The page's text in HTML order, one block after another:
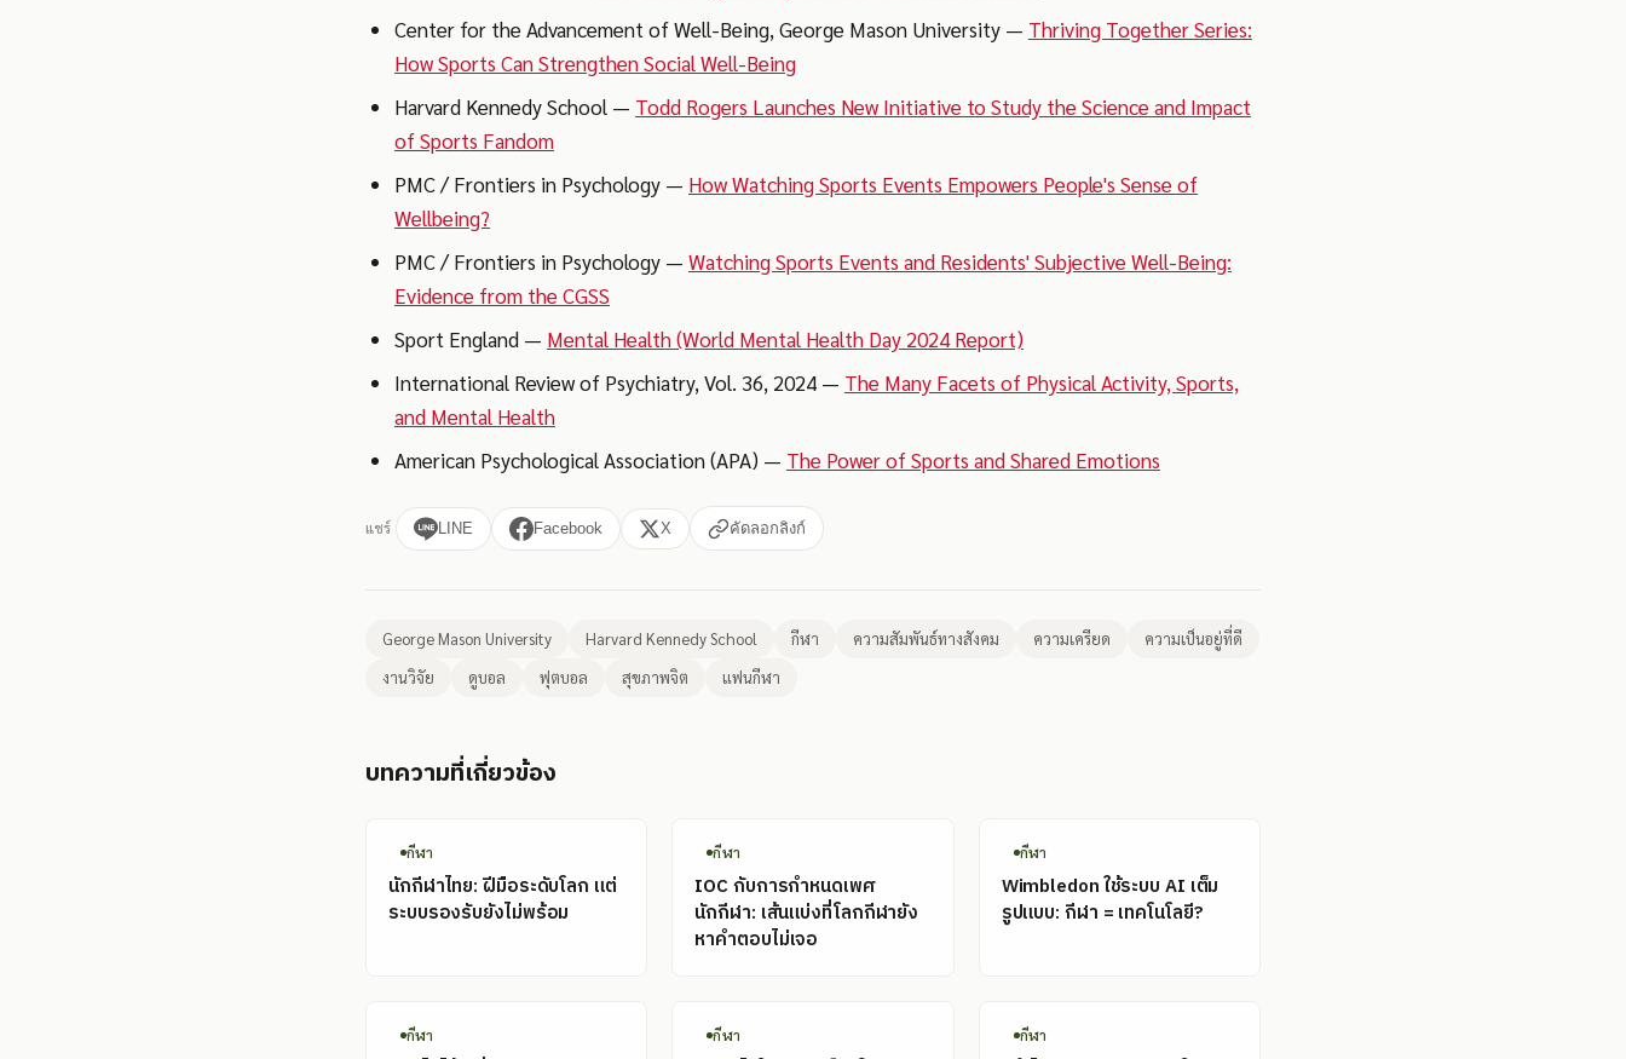
Center for the Advancement of Well-Being, George Mason University — Thriving Together Series:
How Sports Can Strengthen Social Well-Being
Harvard Kennedy School — Todd Rogers Launches New Initiative to Study the Science and Impact
of Sports Fandom
PMC / Frontiers in Psychology — How Watching Sports Events Empowers People's Sense of
Wellbeing?
PMC / Frontiers in Psychology — Watching Sports Events and Residents' Subjective Well-Being:
Evidence from the CGSS
Sport England — Mental Health (World Mental Health Day 2024 Report)
International Review of Psychiatry, Vol. 36, 2024 — The Many Facets of Physical Activity, Sports,
and Mental Health
American Psychological Association (APA) — The Power of Sports and Shared Emotions
แชร์ LINE Facebook X คัดลอกลิงก์
George Mason University Harvard Kennedy School กีฬา ความสัมพันธ์ทางสังคม ความเครียด
ความเป็นอยู่ที่ดี
งานวิจัย
ดูบอล ฟุตบอล สุขภาพจิต แฟนกีฬา
บทความที่เกี่ยวข้อง
กีฬา
นักกีฬาไทย: ฝีมือระดับโลก แต่
ระบบรองรับยังไม่พร้อม
กีฬา
IOC กับการกำหนดเพศ
นักกีฬา: เส้นแบ่งที่โลกกีฬายัง
หาคำตอบไม่เจอ
กีฬา
Wimbledon ใช้ระบบ AI เต็ม
รูปแบบ: กีฬา = เทคโนโลยี?
กีฬา กีฬา กีฬา